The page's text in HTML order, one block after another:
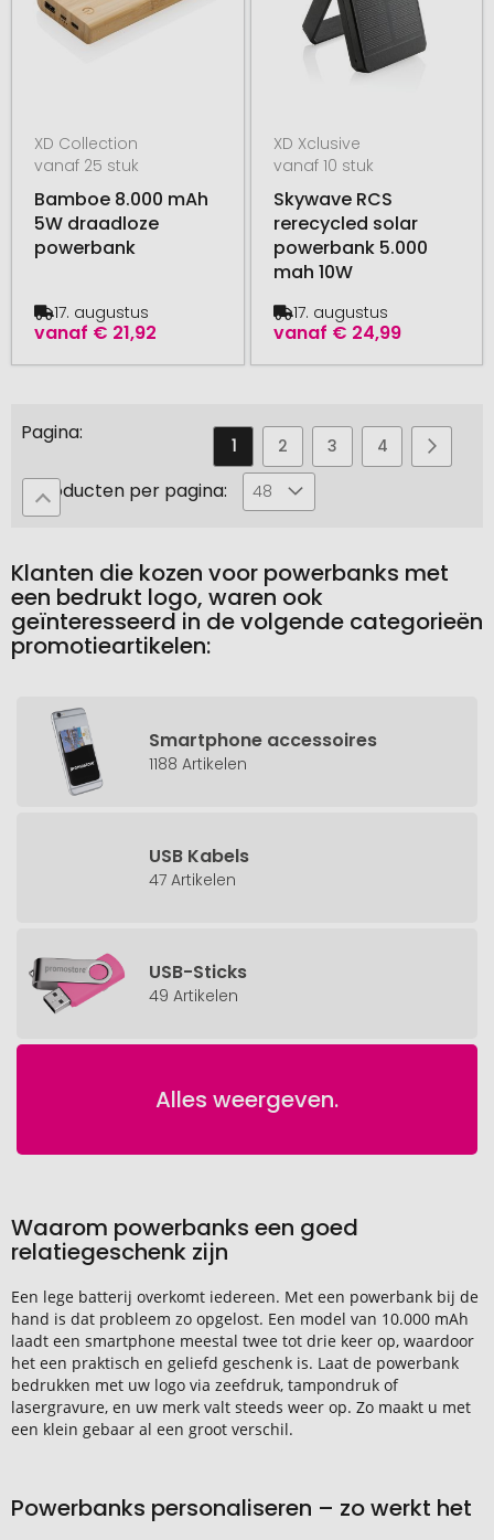
XD Collection
vanaf 25 stuk
Bamboe 8.000 mAh
5W draadloze
powerbank
vanaf € 21,92
17. augustus
XD Xclusive
vanaf 10 stuk
Skywave RCS
rerecycled solar
powerbank 5.000
mah 10W
vanaf € 24,99
17. augustus
Pagina
U
leest
momenteel
1 Pagina
2 Pagina
3 Pagina
4 Pagina
5
Producten per pagina: 48
Klanten die kozen voor powerbanks met
een bedrukt logo, waren ook
geïnteresseerd in de volgende categorieën
promotieartikelen:
Smartphone accessoires
1188 Artikelen
USB Kabels
47 Artikelen
USB-Sticks
49 Artikelen
Alles weergeven.
Waarom powerbanks een goed
relatiegeschenk zijn
Een lege batterij overkomt iedereen. Met een powerbank bij de
hand is dat probleem zo opgelost. Een model van 10.000 mAh
laadt een smartphone meestal twee tot drie keer op, waardoor
het een praktisch en geliefd geschenk is. Laat de powerbank
bedrukken met uw logo via zeefdruk, tampondruk of
lasergravure, en uw merk valt steeds weer op. Zo maakt u met
een klein gebaar al een groot verschil.
Powerbanks personaliseren – zo werkt het